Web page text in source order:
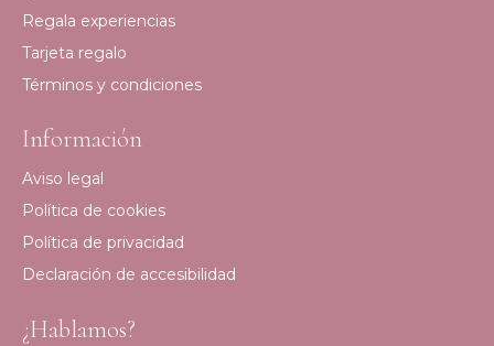
Regala experiencias
Tarjeta regalo
Términos y condiciones
Información
Aviso legal
Política de cookies
Política de privacidad
Declaración de accesibilidad
¿Hablamos?